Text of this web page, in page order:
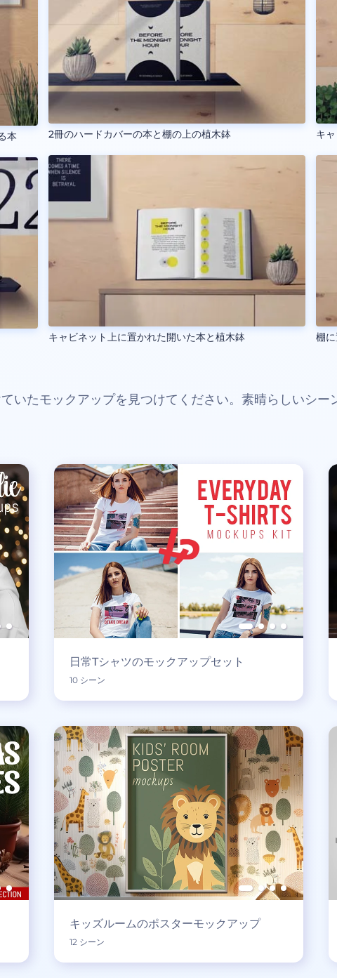
本 2冊のハードカバーの本と棚の上の植木鉢
キャビネット上に置かれた開いた本と植木鉢
キ
棚
いたモックアップを見つけてください。素晴らしいシー
日常Tシャツのモックアップセット
10 シーン
キッズルームのポスターモックアップ
12 シーン